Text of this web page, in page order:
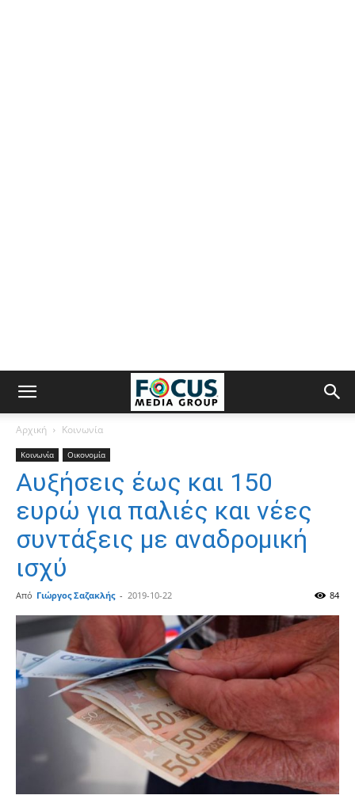
Αρχική Κοινωνία
Κοινωνία Οικονομία
Αυξήσεις έως και 150
ευρώ για παλιές και νέες
συντάξεις με αναδρομική
ισχύ
Από Γιώργος Σαζακλής - 2019-10-22 84